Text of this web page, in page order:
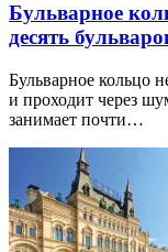
Бульварное
десять
Бульварное кольцо
и проходит через
занимает почти…